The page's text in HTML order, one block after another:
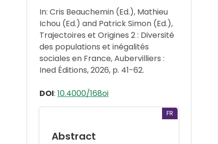
In: Cris Beauchemin (Ed.), Mathieu
Ichou (Ed.) and Patrick Simon (Ed.),
Trajectoires et Origines 2 : Diversité
des populations et inégalités
sociales en France, Aubervilliers :
Ined Éditions, 2026, p. 41-62.
DOI: 10.4000/168oi
FR
Abstract